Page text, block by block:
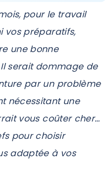
pour le travail
vos préparatifs,
une bonne
serait dommage de
par un problème
nécessitant une
vous coûter cher…
pour choisir
adaptée à vos